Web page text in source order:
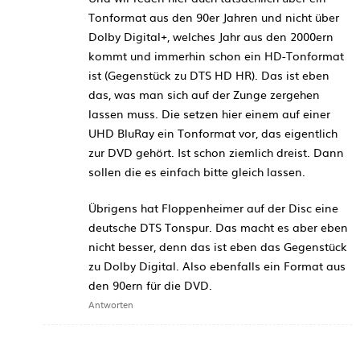
Tonformat aus den 90er Jahren und nicht über
Dolby Digital+, welches Jahr aus den 2000ern
kommt und immerhin schon ein HD-Tonformat
ist (Gegenstück zu DTS HD HR). Das ist eben
das, was man sich auf der Zunge zergehen
lassen muss. Die setzen hier einem auf einer
UHD BluRay ein Tonformat vor, das eigentlich
zur DVD gehört. Ist schon ziemlich dreist. Dann
sollen die es einfach bitte gleich lassen.
Übrigens hat Floppenheimer auf der Disc eine
deutsche DTS Tonspur. Das macht es aber eben
nicht besser, denn das ist eben das Gegenstück
zu Dolby Digital. Also ebenfalls ein Format aus
den 90ern für die DVD.
Antworten